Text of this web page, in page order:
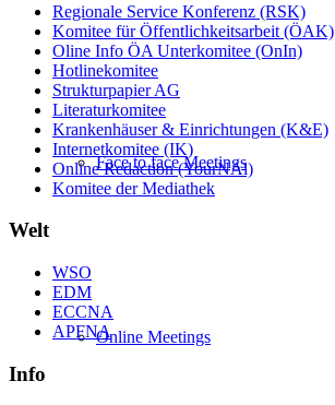
Face to face Meetings
Online Meetings
Regionale Service Konferenz (RSK)
Komitee für Öffentlichkeitsarbeit (ÖAK)
Oline Info ÖA Unterkomitee (OnIn)
Hotlinekomitee
Strukturpapier AG
Literaturkomitee
Krankenhäuser & Einrichtungen (K&E)
Internetkomitee (IK)
Online Redaction (YourNAl)
Komitee der Mediathek
Welt
WSO
EDM
ECCNA
APFNA
Info